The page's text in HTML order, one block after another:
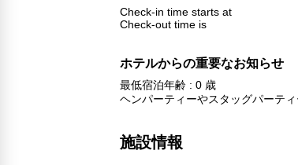
Check-in time starts at
Check-out time is
ホテルからの重要なお知らせ
最低宿泊年齢 : 0 歳
ヘンパーティーやスタッグパーテ
施設情報